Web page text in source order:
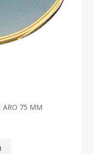
ARO 75 MM